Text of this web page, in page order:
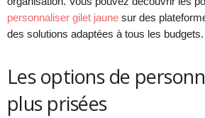
personnaliser gilet jaune sur des
des solutions adaptées à tous les budgets.
Les options de
plus prisées